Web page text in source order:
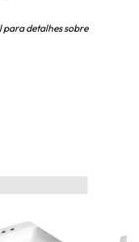
para detalhes sobre